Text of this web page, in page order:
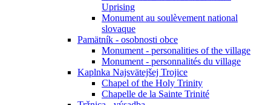
Uprising
Monument au soulèvement national
slovaque
Pamätník - osobnosti obce
Monument - personalities of the village
Monument - personnalités du village
Kaplnka Najsvätejšej Trojice
Chapel of the Holy Trinity
Chapelle de la Sainte Trinité